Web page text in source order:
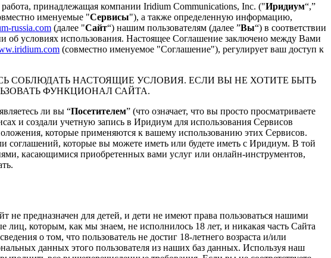
принадлежащая компании Iridium Communications, Inc. ("Иридиум“,”
именуемые "Сервисы"), а также определенную информацию,
russia.com (далее "Сайт“) нашим пользователям (далее ”Вы“) в соответствии
условиях использования. Настоящее Соглашение заключено между Вами
(совместно именуемое "Соглашение"), регулирует ваш доступ к
СОБЛЮДАТЬ НАСТОЯЩИЕ УСЛОВИЯ. ЕСЛИ ВЫ НЕ ХОТИТЕ БЫТЬ
ФУНКЦИОНАЛ САЙТА.
ли вы “Посетителем” (что означает, что вы просто просматриваете
и создали учетную запись в Иридиум для использования Сервисов
которые применяются к вашему использованию этих Сервисов.
которые вы можете иметь или будете иметь с Иридиум. В той
касающимися приобретенных вами услуг или онлайн-инструментов,
предназначен для детей, и дети не имеют права пользоваться нашими
которым, как мы знаем, не исполнилось 18 лет, и никакая часть Сайта
о том, что пользователь не достиг 18-летнего возраста и/или
данных этого пользователя из наших баз данных. Используя наш